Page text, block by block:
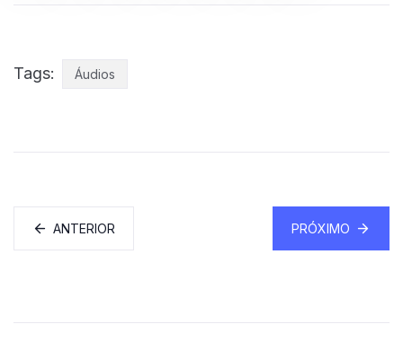
Tags: Áudios
ANTERIOR PRÓXIMO